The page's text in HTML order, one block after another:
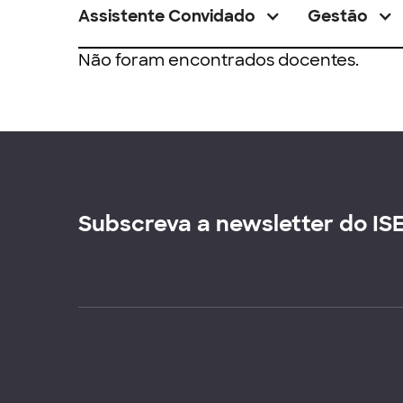
Assistente Convidado Gestão
Não foram encontrados docentes.
Subscreva a newsletter do